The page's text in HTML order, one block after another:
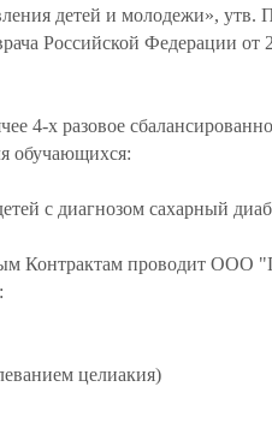
детей и молодежи», утв.
Российской Федерации от
4-х разовое
обучающихся:
с диагнозом сахарный
Контрактам проводит ООО
целиакия)